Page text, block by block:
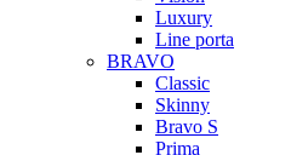
Luxury
Line porta
BRAVO
Classic
Skinny
Bravo S
Prima